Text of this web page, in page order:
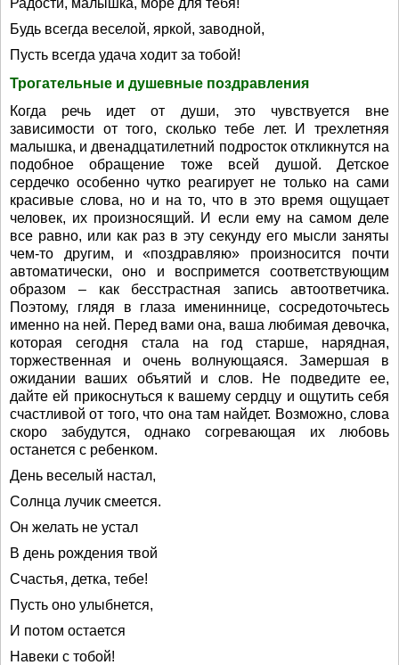
Радости, малышка, море для тебя!
Будь всегда веселой, яркой, заводной,
Пусть всегда удача ходит за тобой!
Трогательные и душевные поздравления
Когда речь идет от души, это чувствуется вне
зависимости от того, сколько тебе лет. И трехлетняя
малышка, и двенадцатилетний подросток откликнутся на
подобное обращение тоже всей душой. Детское
сердечко особенно чутко реагирует не только на сами
красивые слова, но и на то, что в это время ощущает
человек, их произносящий. И если ему на самом деле
все равно, или как раз в эту секунду его мысли заняты
чем-то другим, и «поздравляю» произносится почти
автоматически, оно и воспримется соответствующим
образом – как бесстрастная запись автоответчика.
Поэтому, глядя в глаза имениннице, сосредоточьтесь
именно на ней. Перед вами она, ваша любимая девочка,
которая сегодня стала на год старше, нарядная,
торжественная и очень волнующаяся. Замершая в
ожидании ваших объятий и слов. Не подведите ее,
дайте ей прикоснуться к вашему сердцу и ощутить себя
счастливой от того, что она там найдет. Возможно, слова
скоро забудутся, однако согревающая их любовь
останется с ребенком.
День веселый настал,
Солнца лучик смеется.
Он желать не устал
В день рождения твой
Счастья, детка, тебе!
Пусть оно улыбнется,
И потом остается
Навеки с тобой!